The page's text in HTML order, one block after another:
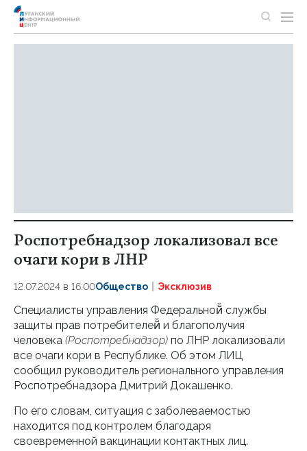
Роспотребнадзор локализовал все
очаги кори в ЛНР
12.07.2024 в 16:00Общество Эксклюзив
Специалисты управления Федеральной̆ службы
защиты прав потребителей̆ и благополучия
человека (Роспотребнадзор) по ЛНР локализовали
все очаги кори в Республике. Об этом ЛИЦ
сообщил руководитель регионального управления
Роспотребнадзора Дмитрий Докашенко.
По его словам, ситуация с заболеваемостью
находится под контролем благодаря
своевременной вакцинации контактных лиц.